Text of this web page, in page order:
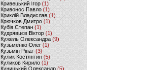
Кривецький Ігор (1)
Кривонос Павло (1)
Криклій Владислав (1)
Крючков Дмитро(1)
Кубів Степан(1)
Кудрявцєв Віктор (1)
Кужель Олександра (9)
Кузьменко Олег (1)
Кузьмін Рінат(3)
Кулик Костянтин(5)
Куликов Кирило (1)
Куницький Олександр (5)